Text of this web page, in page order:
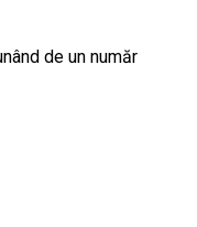
de un număr